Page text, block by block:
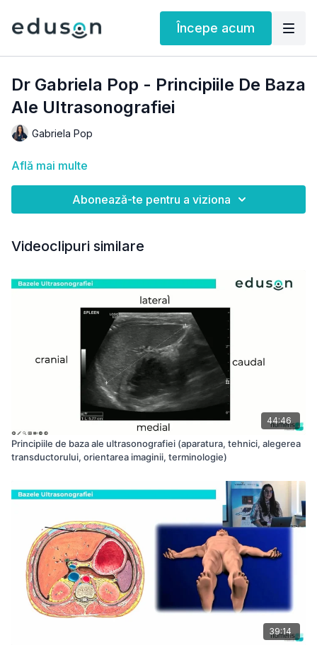
Începe acum
Dr Gabriela Pop - Principiile De Baza
Ale Ultrasonografiei
Gabriela Pop
Află mai multe
Abonează-te pentru a viziona
Videoclipuri similare
44:46
Principiile de baza ale ultrasonografiei (aparatura, tehnici, alegerea
transductorului, orientarea imaginii, terminologie)
39:14